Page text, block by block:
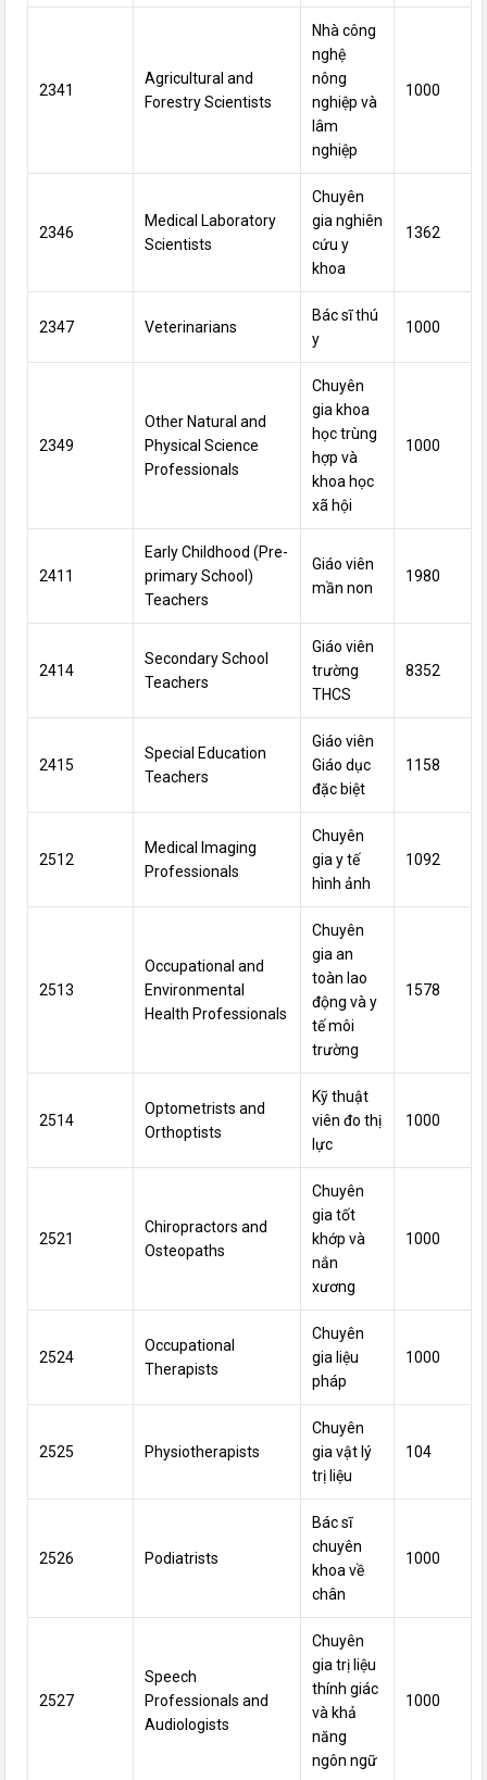
2341
Agricultural and
Forestry Scientists
Nhàcông
nghệ
nông
nghiệp và
lâm
nghiệp
1000
2346
Medical Laboratory
Scientists
Chuyên
gia nghiên
cứu y
khoa
1362
2347 Veterinarians
Bác sĩ thú
y
1000
2349
Other Natural and
Physical Science
Professionals
Chuyên
giakhoa
học trùng
hợp và
khoa học
xã hội
1000
2411
Early Childhood (Pre-
primary School)
Teachers
Giáo viên
mần non
1980
2414
Secondary School
Teachers
Giáo viên
trường
THCS
8352
2415
Special Education
Teachers
Giáo viên
Giáo dục
đặc biệt
1158
2512
Medical Imaging
Professionals
Chuyên
gia y tế
hình ảnh
1092
2513
Occupational and
Environmental
Health Professionals
Chuyên
gia an
toànlao
động và y
tế môi
trường
1578
2514
Optometrists and
Orthoptists
Kỹ thuật
viên đo thị
lực
1000
2521
Chiropractors and
Osteopaths
Chuyên
giatốt
khớp và
nắn
xương
1000
2524
Occupational
Therapists
Chuyên
gia liệu
pháp
1000
2525 Physiotherapists
Chuyên
gia vật lý
trị liệu
104
2526 Podiatrists
Bác sĩ
chuyên
khoa về
chân
1000
2527
Speech
Professionals and
Audiologists
Chuyên
gia trị liệu
thính giác
và khả
năng
ngôn ngữ
1000